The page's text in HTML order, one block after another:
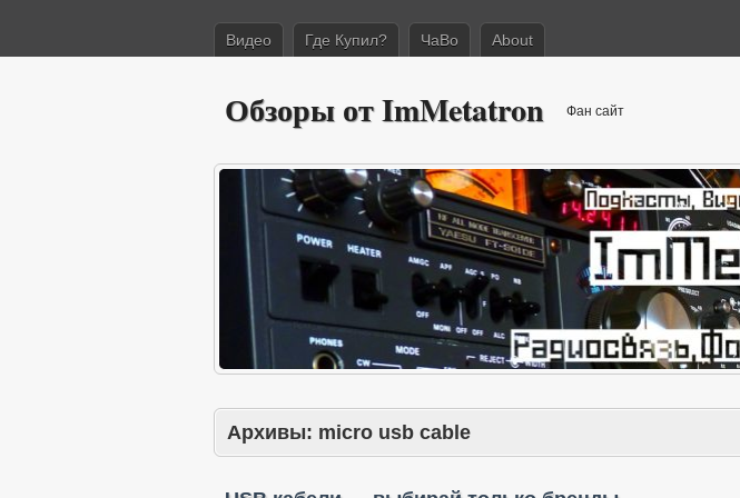
Видео Где Купил? ЧаВо About
Обзоры от ImMetatron Фан сайт
Архивы: micro usb cable